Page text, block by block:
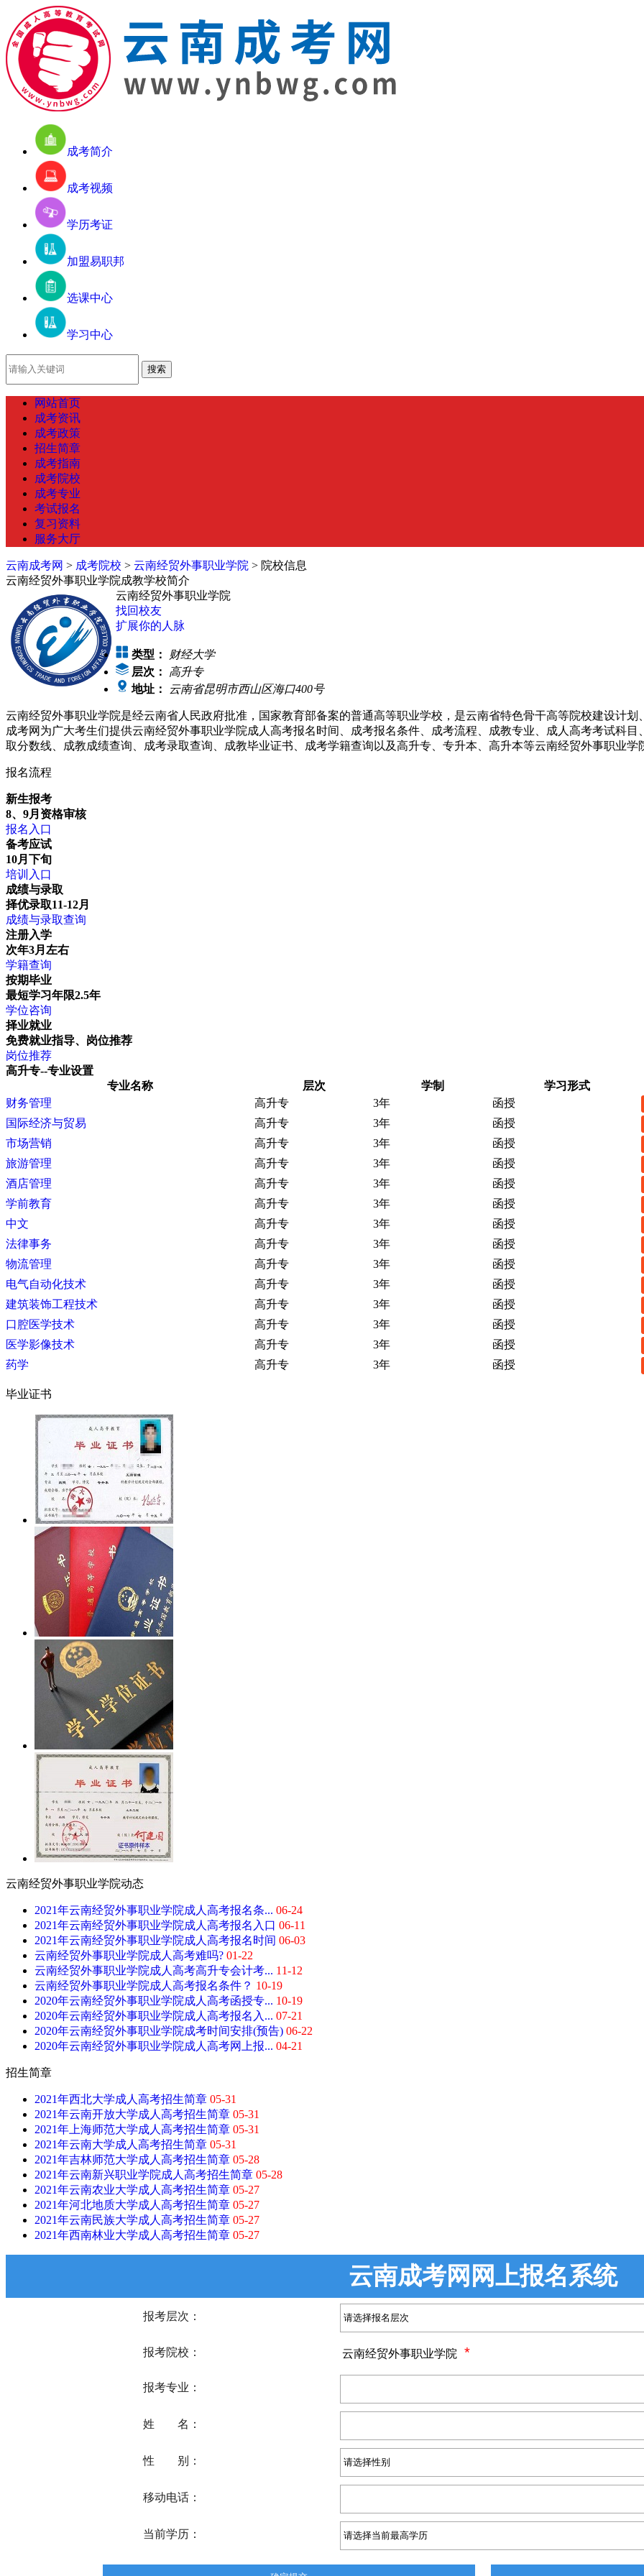
成考简介
成考视频
学历考证
加盟易职邦
选课中心
学习中心
网站首页
成考资讯
成考政策
招生简章
成考指南
成考院校
成考专业
考试报名
复习资料
服务大厅
云南成考网 > 成考院校 > 云南经贸外事职业学院 > 院校信息
云南经贸外事职业学院成教学校简介
云南经贸外事职业学院
找回校友
扩展你的人脉
类型：
财经大学
层次：
高升专
地址：
云南省昆明市西山区海口400号
云南经贸外事职业学院是经云南省人民政府批准，国家教育部备案的普通高等职业学校，是云南省特色骨干高等院校建设计
成考网为广大考生们提供云南经贸外事职业学院成人高考报名时间、成考报名条件、成考流程、成教专业、成人高考考试科
取分数线、成教成绩查询、成考录取查询、成教毕业证书、成考学籍查询以及高升专、专升本、高升本等云南经贸外事职业学
报名流程
新生报考
8、9月资格审核
报名入口
备考应试
10月下旬
培训入口
成绩与录取
择优录取11-12月
成绩与录取查询
注册入学
次年3月左右
学籍查询
按期毕业
最短学习年限2.5年
学位咨询
择业就业
免费就业指导、岗位推荐
岗位推荐
高升专--专业设置
专业名称
层次 学制
学习形式
财务管理
高升专 3年
函授
国际经济与贸易
高升专 3年
函授
市场营销
高升专 3年
函授
旅游管理
高升专 3年
函授
酒店管理
高升专 3年
函授
学前教育
高升专 3年
函授
中文
高升专 3年
函授
法律事务
高升专 3年
函授
物流管理
高升专 3年
函授
电气自动化技术
高升专 3年
函授
建筑装饰工程技术
高升专 3年
函授
口腔医学技术
高升专 3年
函授
医学影像技术
高升专 3年
函授
药学
高升专 3年 函授
毕业证书
云南经贸外事职业学院动态
2021年云南经贸外事职业学院成人高考报名条... 06-24
2021年云南经贸外事职业学院成人高考报名入口 06-11
2021年云南经贸外事职业学院成人高考报名时间 06-03
云南经贸外事职业学院成人高考难吗? 01-22
云南经贸外事职业学院成人高考高升专会计考... 11-12
云南经贸外事职业学院成人高考报名条件？ 10-19
2020年云南经贸外事职业学院成人高考函授专... 10-19
2020年云南经贸外事职业学院成人高考报名入... 07-21
2020年云南经贸外事职业学院成考时间安排(预告) 06-22
2020年云南经贸外事职业学院成人高考网上报... 04-21
招生简章
2021年西北大学成人高考招生简章 05-31
2021年云南开放大学成人高考招生简章 05-31
2021年上海师范大学成人高考招生简章 05-31
2021年云南大学成人高考招生简章 05-31
2021年吉林师范大学成人高考招生简章 05-28
2021年云南新兴职业学院成人高考招生简章 05-28
2021年云南农业大学成人高考招生简章 05-27
2021年河北地质大学成人高考招生简章 05-27
2021年云南民族大学成人高考招生简章 05-27
2021年西南林业大学成人高考招生简章 05-27
云南成考网网上报名系统